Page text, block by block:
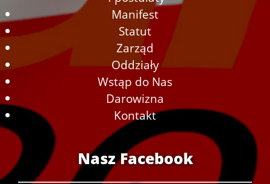
Manifest
Statut
Zarząd
Oddziały
Wstąp do Nas
Darowizna
Kontakt
Nasz Facebook